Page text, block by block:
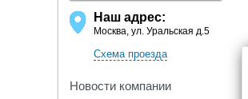
Наш адрес:
Москва, ул. Уральская д.5
Схема проезда
Новости компании